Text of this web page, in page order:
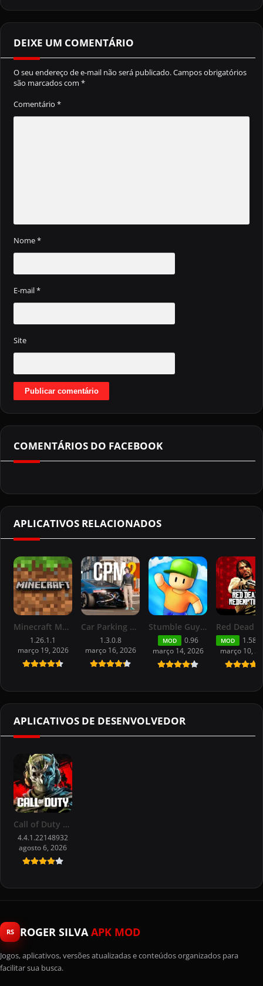
DEIXE UM COMENTÁRIO
O seu endereço de e-mail não será publicado.Campos obrigatórios
são marcados com *
Comentário *
Nome*
E-mail*
Site
COMENTÁRIOS DO FACEBOOK
APLICATIVOS RELACIONADOS
Minecraft Mod APK (imortalidade) for android 113.0.2
1.26.1.1
março 19, 2026
Car Parking Multiplayer 2 MOD APK 1.3.0.8
1.3.0.8
março 16, 2026
Stumble Guys APK Dinheiro For Android Última Versão
MOD
0.96
março 14, 2026
MOD
março 10,
APLICATIVOS DE DESENVOLVEDOR
Call of Duty Warzone™ Mobile MOD for Android
4.4.1.22148932
agosto 6, 2026
RS ROGER SILVA APK MOD
Jogos, aplicativos, versões atualizadas e conteúdos organizados para
facilitar sua busca.